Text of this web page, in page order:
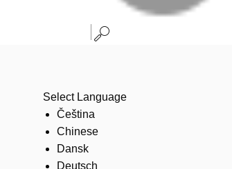
Select Language
Čeština
Chinese
Dansk
Deutsch